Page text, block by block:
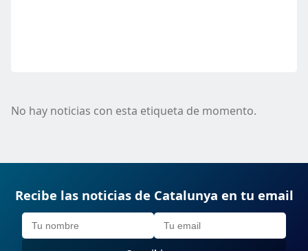
No hay noticias con esta etiqueta de momento.
Recibe las noticias de Catalunya en tu email